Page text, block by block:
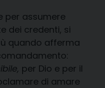
per assumere
dei credenti, si
quando afferma
per Dio e per il
di amare